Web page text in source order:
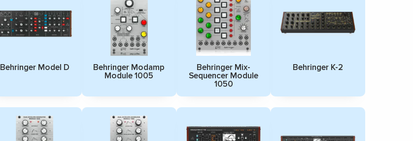
Behringer Model D
Behringer Modamp
Module 1005
Behringer Mix-
Sequencer Module
1050
Behringer K-2